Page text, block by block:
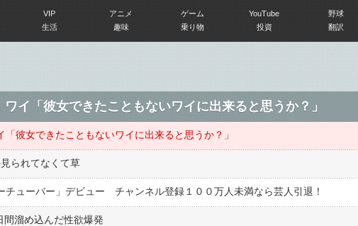
VIP アニメ ゲーム YouTube 野球
生活 趣味 乗り物 投資 翻訳
イ「彼女できたこともないワイに出来ると思うか？」
彼女できたこともないワイに出来ると思うか？」
られてなくて草
チューバー」デビュー チャンネル登録１００万人未満なら芸人引退！
間溜め込んだ性欲爆発